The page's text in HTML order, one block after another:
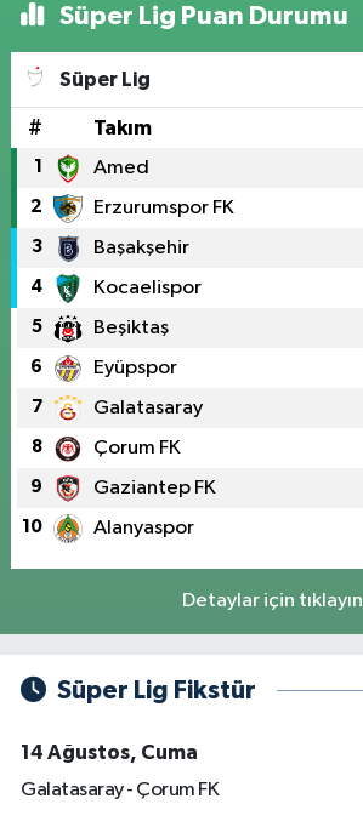
Süper Lig Puan Durumu
Süper Lig
# Takım
1 Amed
2 Erzurumspor FK
3 Başakşehir
4 Kocaelispor
5 Beşiktaş
6 Eyüpspor
7 Galatasaray
8 Çorum FK
9 Gaziantep FK
10 Alanyaspor
Detaylar için tıklayın
Süper Lig Fikstür
14 Ağustos, Cuma
Galatasaray - Çorum FK